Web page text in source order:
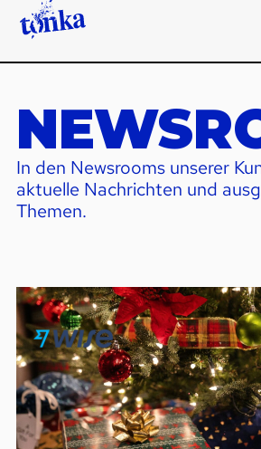
In den Newsrooms unserer
aktuelle Nachrichten und
Themen.